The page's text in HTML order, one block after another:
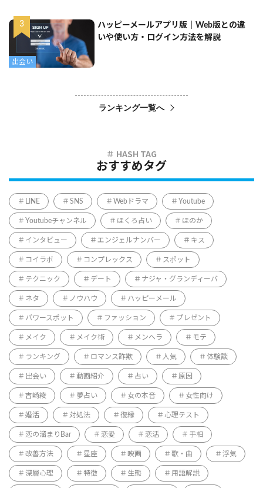
出会い
ハッピーメールアプリ版｜Web版との違
いや使い方・ログイン方法を解説
ランキング一覧へ
おすすめタグ
LINE SNS Webドラマ Youtube
Youtubeチャンネル ほくろ占い ほのか
インタビュー エンジェルナンバー キス
コイラボ コンプレックス スポット
テクニック デート ナジャ・グランディーバ
ネタ ノウハウ ハッピーメール
パワースポット ファッション プレゼント
メイク メイク術 メンヘラ モテ
ランキング ロマンス詐欺 人気 体験談
出会い 動画紹介 占い 原因
吉崎綾 夢占い 女の本音 女性向け
婚活 対処法 復縁 心理テスト
恋の溜まりBar 恋愛 恋活 手相
改善方法 星座 映画 歌・曲 浮気
深層心理 特徴 生態 用語解説